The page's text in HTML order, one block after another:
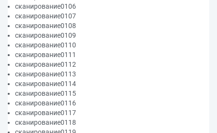
сканирование0106
сканирование0107
сканирование0108
сканирование0109
сканирование0110
сканирование0111
сканирование0112
сканирование0113
сканирование0114
сканирование0115
сканирование0116
сканирование0117
сканирование0118